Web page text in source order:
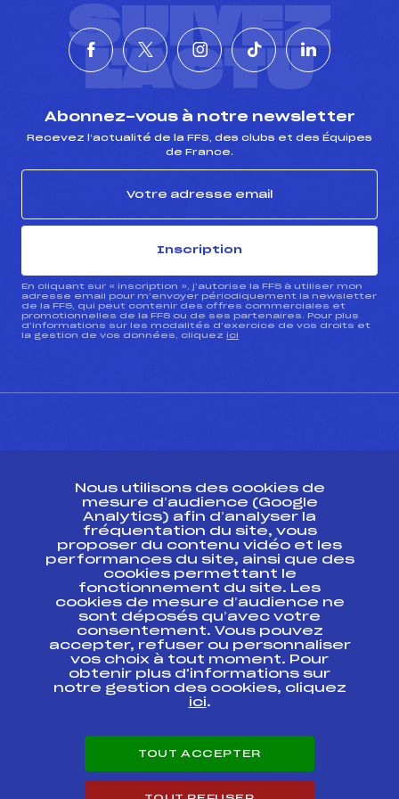
SUIVEZ
L'ACTU
Abonnez-vous à notre newsletter
Recevez l’actualité de la FFS, des clubs et des Équipes
de France.
Inscription
En cliquant sur « inscription », j’autorise la FFS à utiliser mon
adresse email pour m’envoyer périodiquement la newsletter
de la FFS, qui peut contenir des offres commerciales et
promotionnelles de la FFS ou de ses partenaires. Pour plus
d’informations sur les modalités d’exercice de vos droits et
la gestion de vos données, cliquez ici
Ressources
Pass’Neige
Projet sportif fédéral
Projet de performance fédéral
Antidopage
Pôle Développement, Formation, Suivi
Scientifique
Listes ministérielles
Pôle vie de l’athlète
Enseignement professionnel
Carrières
Nous utilisons des cookies de
mesure d’audience (Google
Analytics) afin d’analyser la
fréquentation du site, vous
proposer du contenu vidéo et les
performances du site, ainsi que des
cookies permettant le
fonctionnement du site. Les
cookies de mesure d’audience ne
sont déposés qu’avec votre
consentement. Vous pouvez
accepter, refuser ou personnaliser
vos choix à tout moment. Pour
obtenir plus d'informations sur
notre gestion des cookies, cliquez
ici.
TOUT ACCEPTER